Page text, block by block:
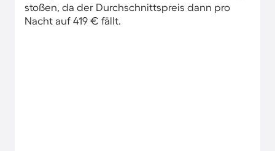
stoßen, da der Durchschnittspreis dann pro
Nacht auf 419 € fällt.